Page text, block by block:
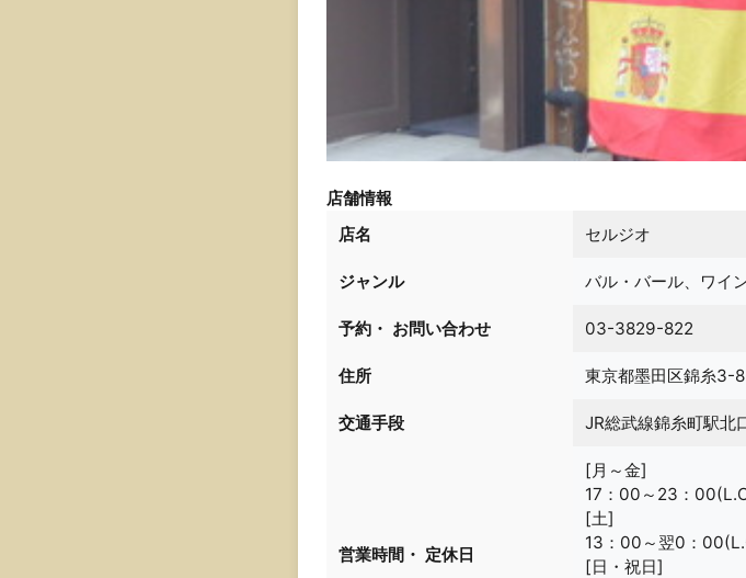
店舗情報
店名 セルジオ
ジャンル バル・バール、ワイ
予約・ お問い合わせ 03-3829-822
住所 東京都墨田区錦糸3-
交通手段 JR総武線錦糸町駅北
営業時間・ 定休日
[月～金]
17：00～23：
[土]
13：00～翌0：
[日・祝日]